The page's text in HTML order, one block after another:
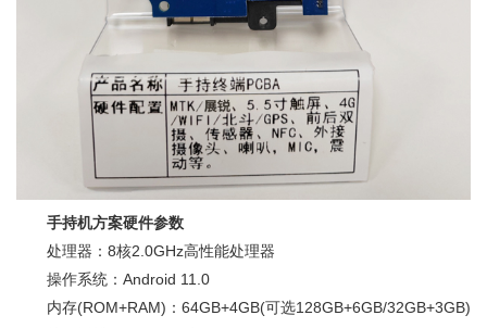
手持机方案硬件参数
处理器：8核2.0GHz高性能处理器
操作系统：Android 11.0
内存(ROM+RAM)：64GB+4GB(可选128GB+6GB/32GB+3GB)